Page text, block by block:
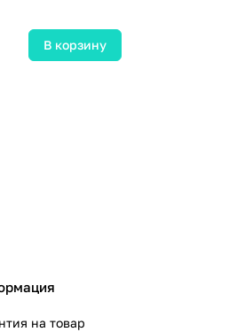
В корзину
на товар